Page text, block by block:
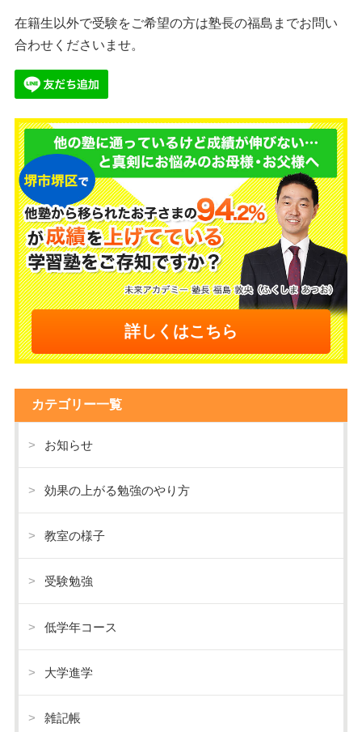
在籍生以外で受験をご希望の方は塾長の福島までお問い
合わせくださいませ。
詳しくはこちら
カテゴリー一覧
お知らせ
効果の上がる勉強のやり方
教室の様子
受験勉強
低学年コース
大学進学
雑記帳